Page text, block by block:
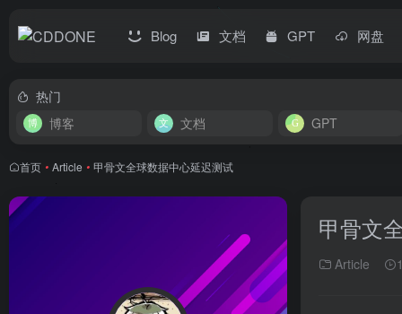
Blog 文档 GPT 网盘
热门
博客
文档 GPT
首页 • Article • 甲骨文全球数据中心延迟测试
甲骨文
Article